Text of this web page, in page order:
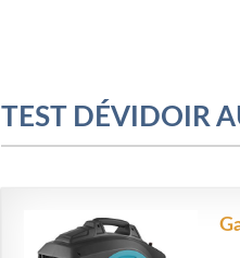
TEST DÉVIDOIR